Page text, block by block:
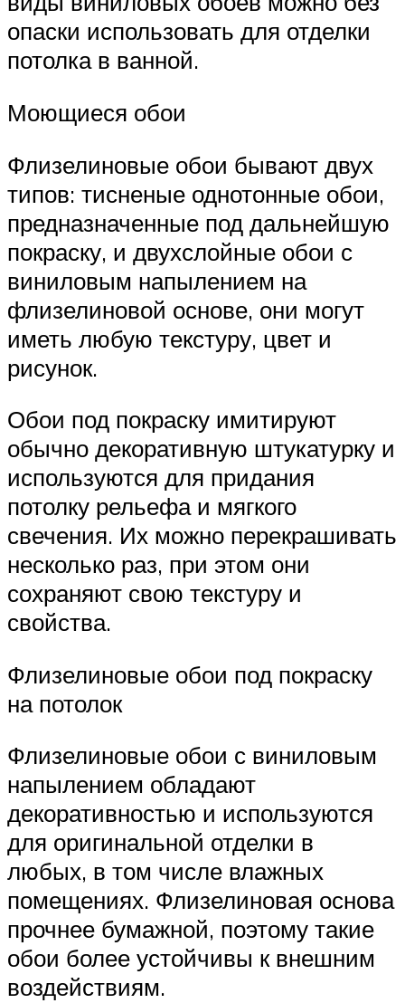
опаски использовать для отделки
потолка в ванной.
Моющиеся обои
Флизелиновые обои бывают двух
типов: тисненые однотонные обои,
предназначенные под дальнейшую
покраску, и двухслойные обои с
виниловым напылением на
флизелиновой основе, они могут
иметь любую текстуру, цвет и
рисунок.
Обои под покраску имитируют
обычно декоративную штукатурку и
используются для придания
потолку рельефа и мягкого
свечения. Их можно перекрашивать
несколько раз, при этом они
сохраняют свою текстуру и
свойства.
Флизелиновые обои под покраску
на потолок
Флизелиновые обои с виниловым
напылением обладают
декоративностью и используются
для оригинальной отделки в
любых, в том числе влажных
помещениях. Флизелиновая основа
прочнее бумажной, поэтому такие
обои более устойчивы к внешним
воздействиям.